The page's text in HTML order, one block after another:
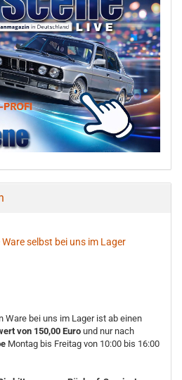
selbst bei uns im Lager
Ware bei uns im Lager ist ab einen
von 150,00 Euro und nur nach
Montag bis Freitag von 10:00 bis 16:00